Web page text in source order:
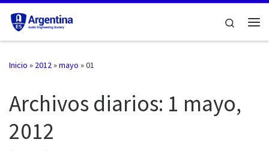
Saltar al contenido
Search
Inicio » 2012»mayo »01
Archivos diarios: 1 mayo,
2012